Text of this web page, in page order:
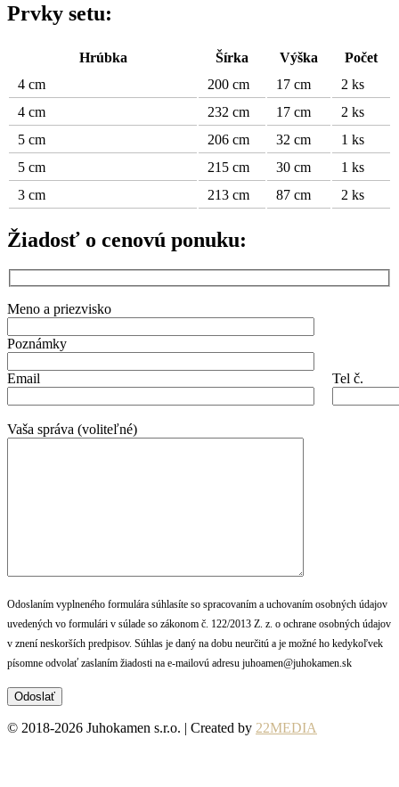
Prvky setu:
Hrúbka Šírka Výška
Počet
4 cm
200 cm 17 cm
2 ks
4 cm
232 cm 17 cm
2 ks
5 cm
206 cm 32 cm
1 ks
5 cm
215 cm 30 cm
1 ks
3 cm
213 cm 87 cm 2 ks
Žiadosť o cenovú ponuku:
Meno a priezvisko
Poznámky
Email Tel č.
Vaša správa (voliteľné)
Odoslaním vyplneného formulára súhlasíte so spracovaním a uchovaním osobných údajov
uvedených vo formulári v súlade so zákonom č. 122/2013 Z. z. o ochrane osobných údajov
v znení neskorších predpisov. Súhlas je daný na dobu neurčitú a je možné ho kedykoľvek
písomne odvolať zaslaním žiadosti na e-mailovú adresu juhoamen@juhokamen.sk
© 2018-2026 Juhokamen s.r.o. | Created by 22MEDIA